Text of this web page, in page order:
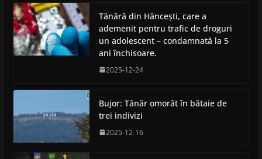
Tânără din Hâncești, care a
ademenit pentru trafic de droguri
un adolescent – condamnată la 5
ani închisoare.
2025-12-24
Bujor: Tânăr omorât în bătaie de
trei indivizi
2025-12-16